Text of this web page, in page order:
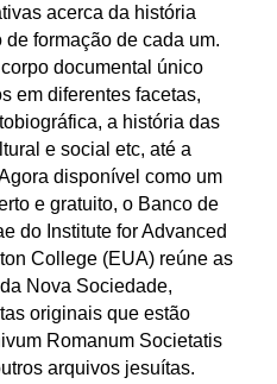
acerca da história
formação de cada um.
documental único
em diferentes facetas,
a história das
e social etc, até a
disponível como um
e gratuito, o Banco de
do Institute for Advanced
College (EUA) reúne as
Nova Sociedade,
originais que estão
Romanum Societatis
arquivos jesuítas.